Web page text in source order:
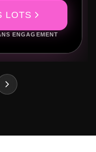
LOTS
ENGAGEMENT